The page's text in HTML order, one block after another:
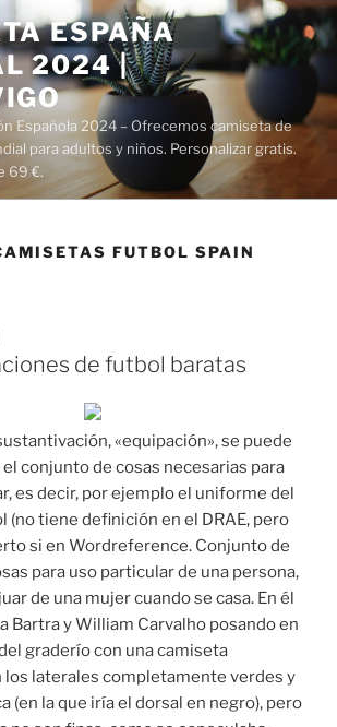
ESPAÑA
2024 |
Española 2024 – Ofrecemos camiseta de
para adultos y niños. Personalizar gratis.
69 €.
FUTBOL SPAIN
de futbol baratas
«equipación», se puede
conjunto de cosas necesarias para
es decir, por ejemplo el uniforme del
(no tiene definición en el DRAE, pero
si en Wordreference. Conjunto de
para uso particular de una persona,
de una mujer cuando se casa. En él
Bartra y William Carvalho posando en
graderío con una camiseta
los laterales completamente verdes y
(en la que iría el dorsal en negro), pero